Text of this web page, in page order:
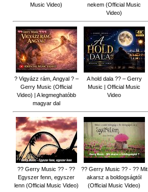
Music Video)
nekem (Official Music
Video)
? Vigyázz rám, Angyal ? –
Gerry Music (Official
Video) | A legmeghatóbb
magyar dal
A hold dala ?? – Gerry
Music | Official Music
Video
?? Gerry Music ?? - ??
Egyszer fenn, egyszer
lenn (Official Music Video)
?? Gerry Music ?? - ?? Mit
akarsz a boldogságtól
(Official Music Video)